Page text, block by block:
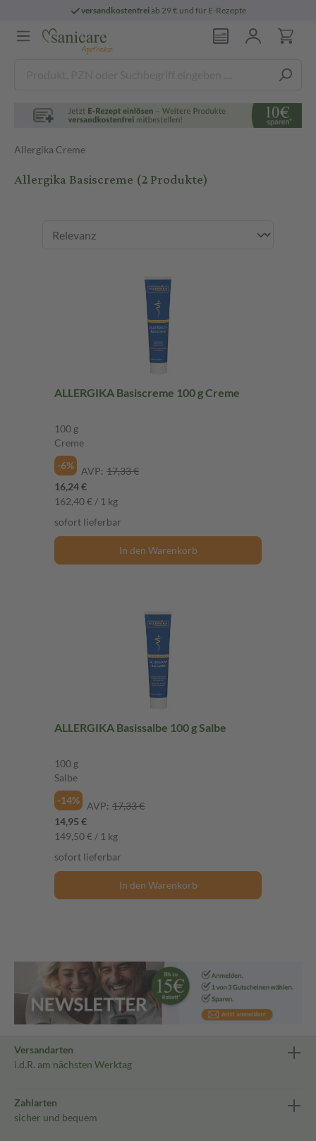
versandkostenfreiab 29 € und für E-Rezepte
Allergika Creme
Allergika Basiscreme (2 Produkte)
ALLERGIKA Basiscreme 100 g Creme
100 g
Creme
-6%
AVP: 17,33 €
16,24 €
162,40 € / 1 kg
sofort lieferbar
In den Warenkorb
ALLERGIKA Basissalbe 100 g Salbe
100 g
Salbe
-14%
AVP: 17,33 €
14,95 €
149,50 € / 1 kg
sofort lieferbar
In den Warenkorb
Versandarten
i.d.R. am nächsten Werktag
Zahlarten
sicher und bequem